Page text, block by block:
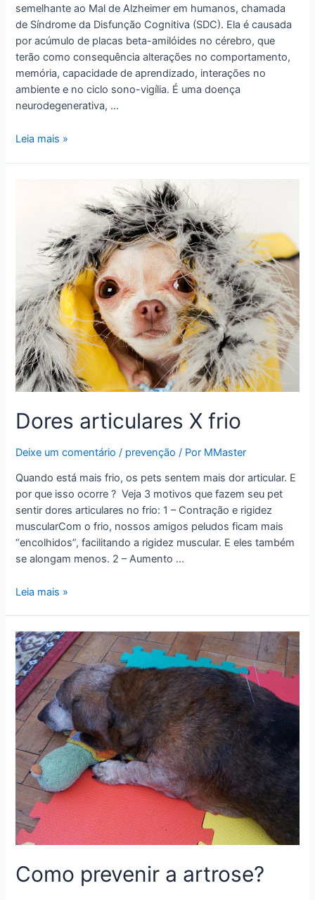
semelhante ao Mal de Alzheimer em humanos, chamada
de Síndrome da Disfunção Cognitiva (SDC). Ela é causada
por acúmulo de placas beta-amilóides no cérebro, que
terão como consequência alterações no comportamento,
memória, capacidade de aprendizado, interações no
ambiente e no ciclo sono-vigília. É uma doença
neurodegenerativa, …
Síndrome
saúde
seu
pet
?
Leia mais »
Dores articulares X frio
Deixe um comentário / prevenção / Por MMaster
Quando está mais frio, os pets sentem mais dor articular. E
por que isso ocorre ? Veja 3 motivos que fazem seu pet
sentir dores articulares no frio: 1 – Contração e rigidez
muscularCom o frio, nossos amigos peludos ficam mais
“encolhidos”, facilitando a rigidez muscular. E eles também
se alongam menos. 2 – Aumento …
Dores
frio
Leia mais »
Como prevenir a artrose?